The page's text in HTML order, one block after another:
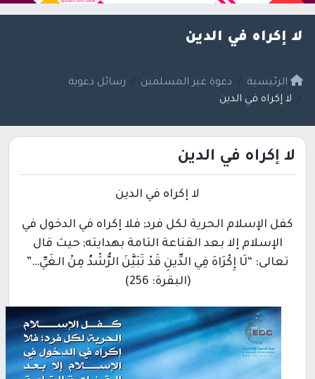
لا إكراه في الدين
الرئيسية دعوة غير المسلمين
رسائل دعوية
لا إكراه في الدين
لا إكراه في الدين
لا إكراه في الدين
كفل الإسلام الحرية لكل فرد; فلا إكراه في الدخول في
الإسلام إلا بعد القناعة التامة بهدايته; حيث قال
تعالى: “لَا إِكْرَاهَ فِي الدِّينِ قَدْ تَبَيَّنَ الرُّشْدُ مِنْ الغَيِّ…”
(البقرة: 256)